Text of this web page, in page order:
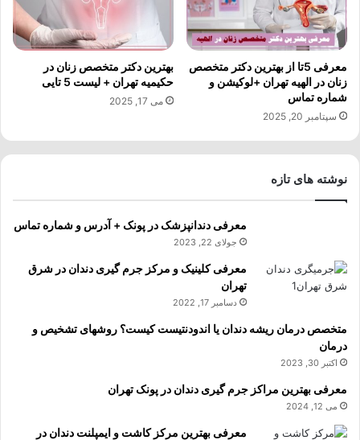
معرفی 5تا از بهترین دکتر متخصص
زنان در الهیه تهران +لوکیشن و
شماره تماس
سپتامبر 20, 2025
بهترین دکتر متخصص زنان در
حکیمیه تهران + لیست 5 تایی
می 17, 2025
نوشته های تازه
معرفی دندانپزشک در پونک + آدرس و شماره تماس
جولای 22, 2023
معرفی کلینیک و مرکز جرم گیری دندان در شرق
تهران
دسامبر 17, 2022
متخصص درمان ریشه دندان یا اندودنتیست کیست؟ روشهای تشخیص و
درمان
اکتبر 30, 2023
معرفی بهترین مراکز جرم گیری دندان در پونک تهران
می 12, 2024
معرفی بهترین مرکز کاشت و ایمپلنت دندان در